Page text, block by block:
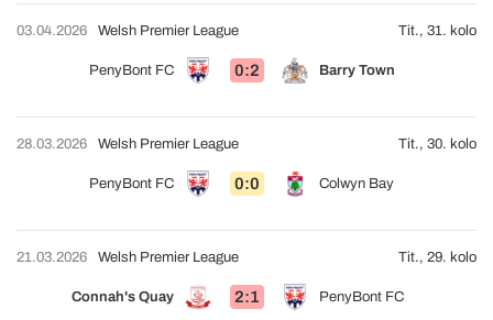
03.04.2026
PenyBont FC 0:2 Barry Town
Welsh Premier League Tit., 31. kolo
28.03.2026
PenyBont FC 0:0 Colwyn Bay
Welsh Premier League Tit., 30. kolo
21.03.2026
Connah's Quay 2:1 PenyBont FC
Welsh Premier League Tit., 29. kolo